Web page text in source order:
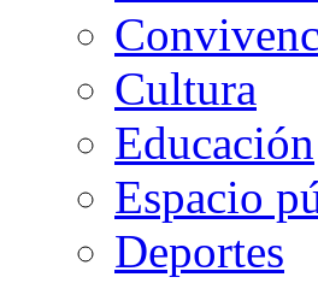
Cultura
Educación
Espacio
Deportes